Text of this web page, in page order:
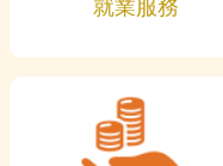
就業服務